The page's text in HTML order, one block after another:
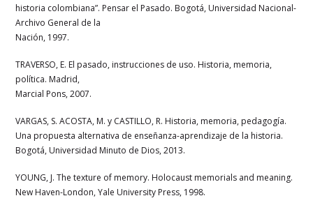
historia colombiana”. Pensar el Pasado. Bogotá, Universidad Nacional-
Archivo General de la
Nación, 1997.
TRAVERSO, E. El pasado, instrucciones de uso. Historia, memoria,
política. Madrid,
Marcial Pons, 2007.
VARGAS, S. ACOSTA, M. y CASTILLO, R. Historia, memoria, pedagogía.
Una propuesta alternativa de enseñanza-aprendizaje de la historia.
Bogotá, Universidad Minuto de Dios, 2013.
YOUNG, J. The texture of memory. Holocaust memorials and meaning.
New Haven-London, Yale University Press, 1998.